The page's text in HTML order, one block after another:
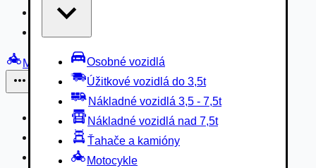
Osobné vozidlá
Úžitkové vozidlá do 3,5t
Nákladné vozidlá 3,5 - 7,5t
Nákladné vozidlá nad 7,5t
Ťahače a kamióny
Motocykle
Nákladné vozidlá nad 7,5t
Motocykle
Náhradné diely
Autobusy
Vodné/Snežné skútre, štvorkolky